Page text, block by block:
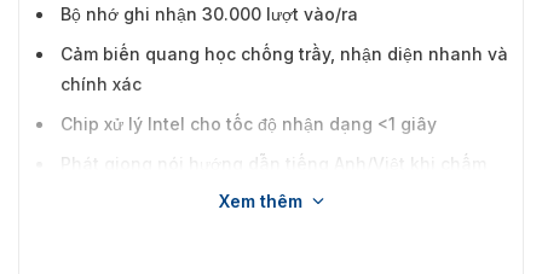
Bộ nhớ ghi nhận 30.000 lượt vào/ra
Cảm biến quang học chống trầy, nhận diện nhanh và
chính xác
Chip xử lý Intel cho tốc độ nhận dạng <1 giây
Phát giọng nói hướng dẫn tiếng Anh/Việt khi chấm
Xem thêm